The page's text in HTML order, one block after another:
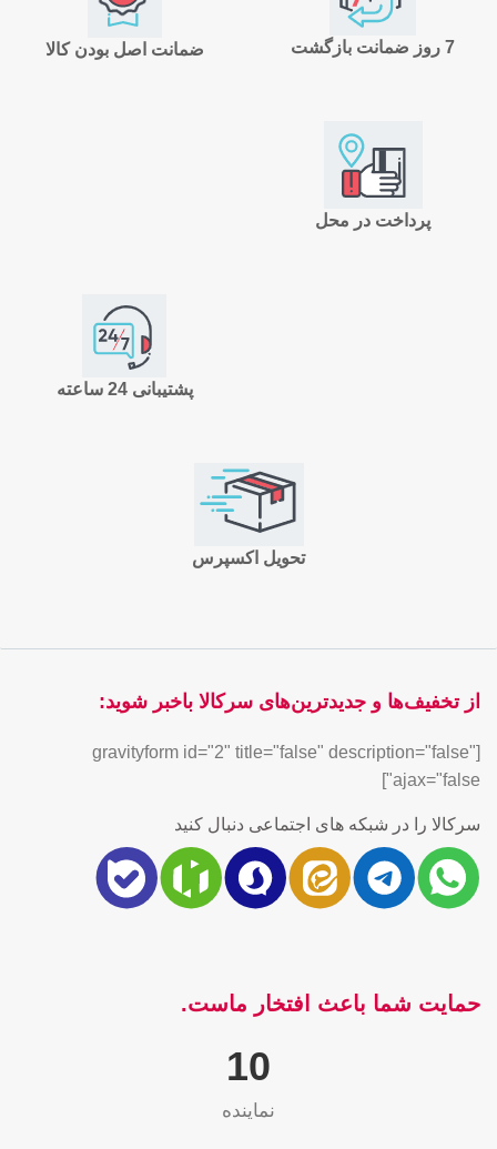
ضمانت اصل بودن کالا 7 روز ضمانت بازگشت
پرداخت در محل
پشتیبانی 24 ساعته
تحویل اکسپرس
از تخفیف‌ها و جدیدترین‌های سرکالا باخبر شوید:
[gravityform id="2" title="false" description="false"
ajax="false"]
سرکالا را در شبکه های اجتماعی دنبال کنید
حمایت شما باعث افتخار ماست.
10
نماینده